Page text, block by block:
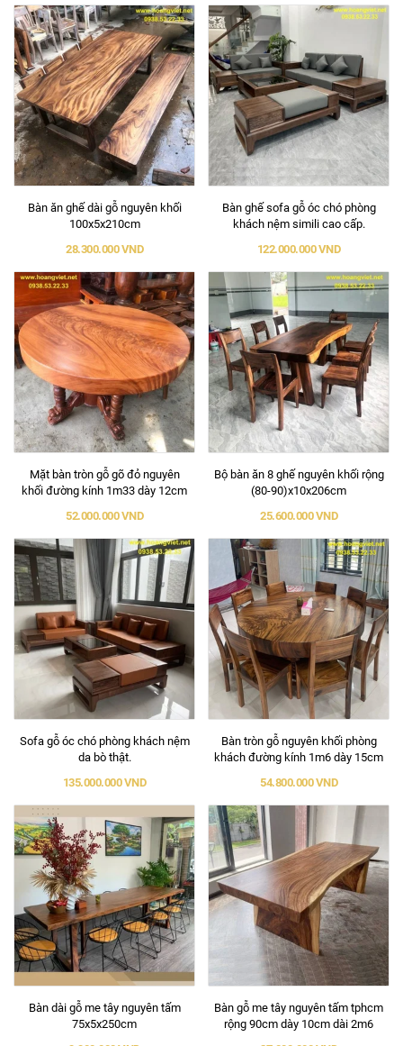
Bàn ăn ghế dài gỗ nguyên khối
100x5x210cm
28.300.000 VND
Bàn ghế sofa gỗ óc chó phòng
khách nệm simili cao cấp.
122.000.000 VND
Mặt bàn tròn gỗ gõ đỏ nguyên
khối đường kính 1m33 dày 12cm
52.000.000 VND
Bộ bàn ăn 8 ghế nguyên khối rộng
(80-90)x10x206cm
25.600.000 VND
Sofa gỗ óc chó phòng khách nệm
da bò thật.
135.000.000 VND
Bàn tròn gỗ nguyên khối phòng
khách đường kính 1m6 dày 15cm
54.800.000 VND
Bàn dài gỗ me tây nguyên tấm
75x5x250cm
Bàn gỗ me tây nguyên tấm tphcm
rộng 90cm dày 10cm dài 2m6